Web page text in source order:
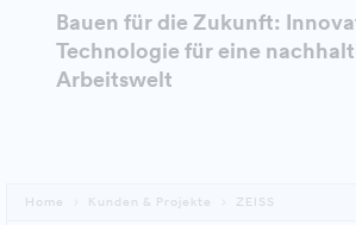
Bauen für die Zukunft:
Technologie für eine
Arbeitswelt
Home Kunden & Projekte ZEISS